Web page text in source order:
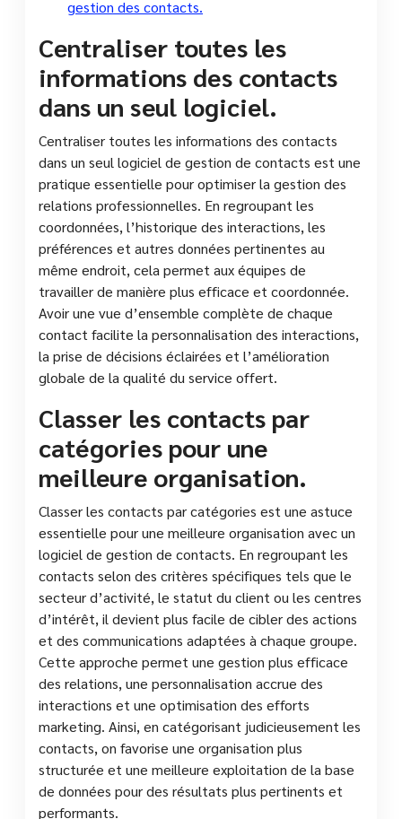
gestion des contacts.
Centraliser toutes les
informations des contacts
dans un seul logiciel.
Centraliser toutes les informations des contacts
dans un seul logiciel de gestion de contacts est une
pratique essentielle pour optimiser la gestion des
relations professionnelles. En regroupant les
coordonnées, l’historique des interactions, les
préférences et autres données pertinentes au
même endroit, cela permet aux équipes de
travailler de manière plus efficace et coordonnée.
Avoir une vue d’ensemble complète de chaque
contact facilite la personnalisation des interactions,
la prise de décisions éclairées et l’amélioration
globale de la qualité du service offert.
Classer les contacts par
catégories pour une
meilleure organisation.
Classer les contacts par catégories est une astuce
essentielle pour une meilleure organisation avec un
logiciel de gestion de contacts. En regroupant les
contacts selon des critères spécifiques tels que le
secteur d’activité, le statut du client ou les centres
d’intérêt, il devient plus facile de cibler des actions
et des communications adaptées à chaque groupe.
Cette approche permet une gestion plus efficace
des relations, une personnalisation accrue des
interactions et une optimisation des efforts
marketing. Ainsi, en catégorisant judicieusement les
contacts, on favorise une organisation plus
structurée et une meilleure exploitation de la base
de données pour des résultats plus pertinents et
performants.